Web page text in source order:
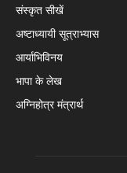
संस्कृत सीखें
अष्टाध्यायी सूत्राभ्यास
आर्याभिविनय
भापा के लेख
अग्निहोत्र मंत्रार्थ